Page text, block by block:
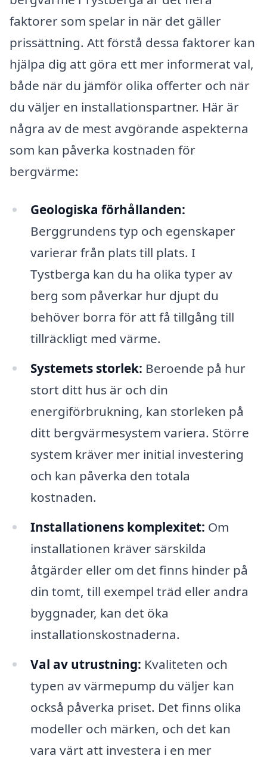
faktorer som spelar in när det gäller
prissättning. Att förstå dessa faktorer kan
hjälpa dig att göra ett mer informerat val,
både när du jämför olika offerter och när
du väljer en installationspartner. Här är
några av de mest avgörande aspekterna
som kan påverka kostnaden för
bergvärme:
Geologiska förhållanden:
Berggrundens typ och egenskaper
varierar från plats till plats. I
Tystberga kan du ha olika typer av
berg som påverkar hur djupt du
behöver borra för att få tillgång till
tillräckligt med värme.
Systemets storlek: Beroende på hur
stort ditt hus är och din
energiförbrukning, kan storleken på
ditt bergvärmesystem variera. Större
system kräver mer initial investering
och kan påverka den totala
kostnaden.
Installationens komplexitet: Om
installationen kräver särskilda
åtgärder eller om det finns hinder på
din tomt, till exempel träd eller andra
byggnader, kan det öka
installationskostnaderna.
Val av utrustning: Kvaliteten och
typen av värmepump du väljer kan
också påverka priset. Det finns olika
modeller och märken, och det kan
vara värt att investera i en mer